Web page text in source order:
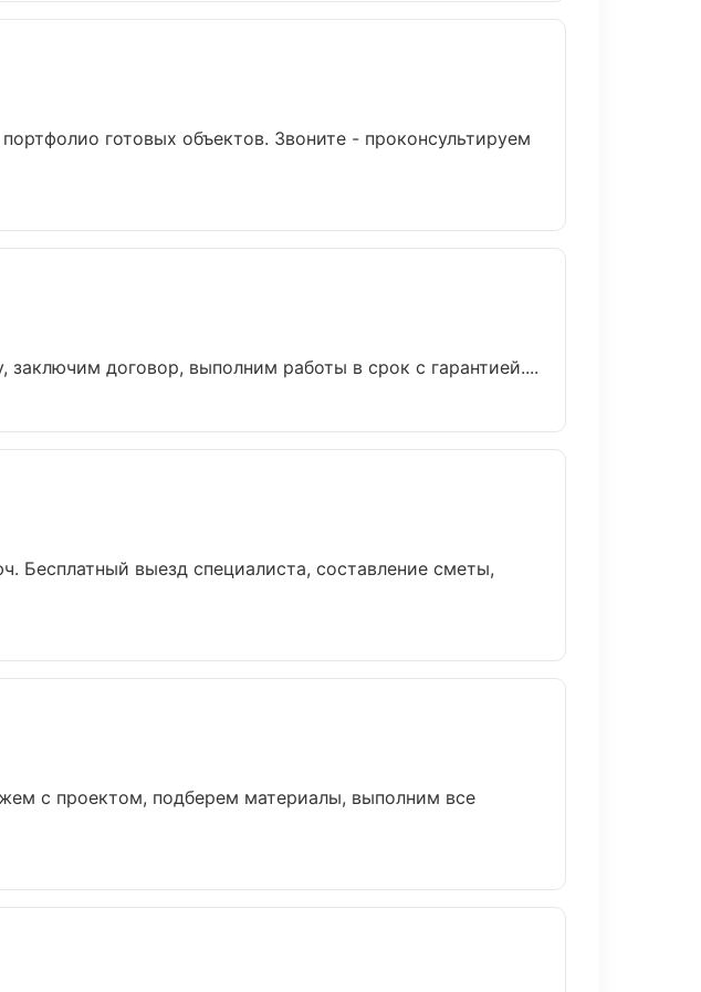
готовых объектов. Звоните - проконсультируем
договор, выполним работы в срок с гарантией....
Бесплатный выезд специалиста, составление сметы,
с проектом, подберем материалы, выполним все